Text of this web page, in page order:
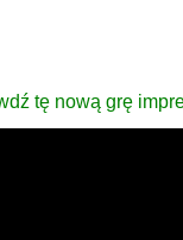
tę nową grę